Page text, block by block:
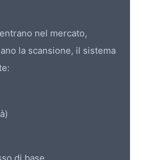
nel mercato,
la scansione, il sistema